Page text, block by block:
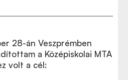
28-án Veszprémben
a Középiskolai MTA
volt a cél: